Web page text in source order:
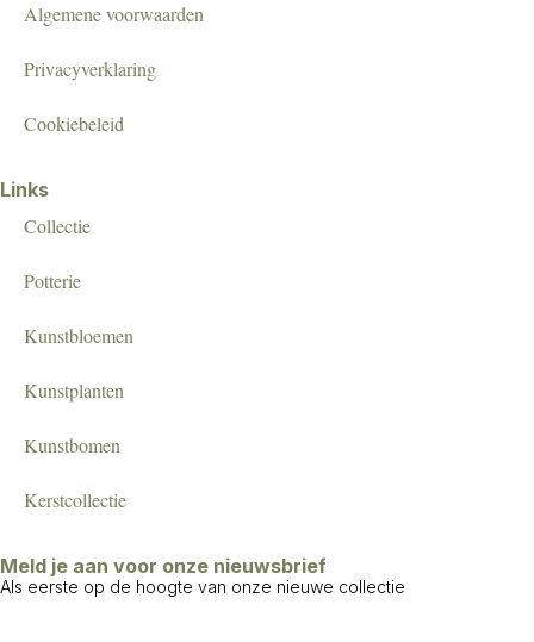
Algemene voorwaarden
Privacyverklaring
Cookiebeleid
Links
Collectie
Potterie
Kunstbloemen
Kunstplanten
Kunstbomen
Kerstcollectie
Meld je aan voor onze nieuwsbrief
Als eerste op de hoogte van onze nieuwe collectie